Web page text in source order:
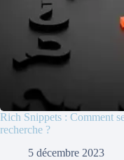
Rich Snippets : Comment
recherche ?
5 décembre 2023